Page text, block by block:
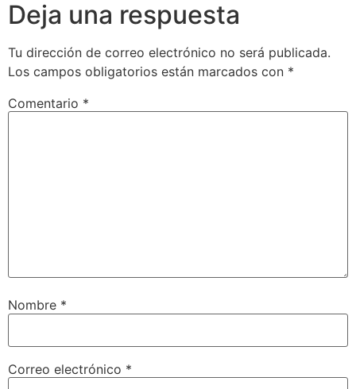
Deja una respuesta
Tu dirección de correo electrónico no será publicada.
Los campos obligatorios están marcados con *
Comentario *
Nombre *
Correo electrónico *